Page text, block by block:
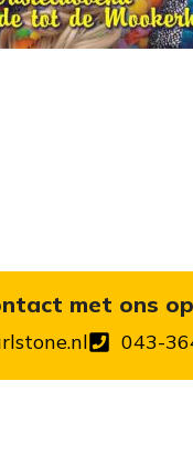
met ons op
043-